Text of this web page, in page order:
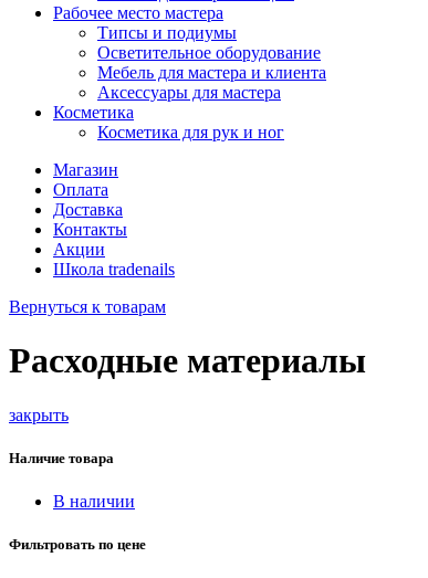
Рабочее место мастера
Типсы и подиумы
Осветительное оборудование
Мебель для мастера и клиента
Аксессуары для мастера
Косметика
Косметика для рук и ног
Магазин
Оплата
Доставка
Контакты
Акции
Школа tradenails
Вернуться к товарам
Расходные материалы
закрыть
Наличие товара
В наличии
Фильтровать по цене